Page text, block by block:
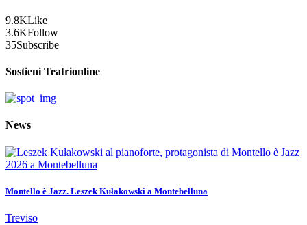
9.8KLike
3.6KFollow
35Subscribe
Sostieni Teatrionline
News
Montello è Jazz. Leszek Kułakowski a Montebelluna
Treviso